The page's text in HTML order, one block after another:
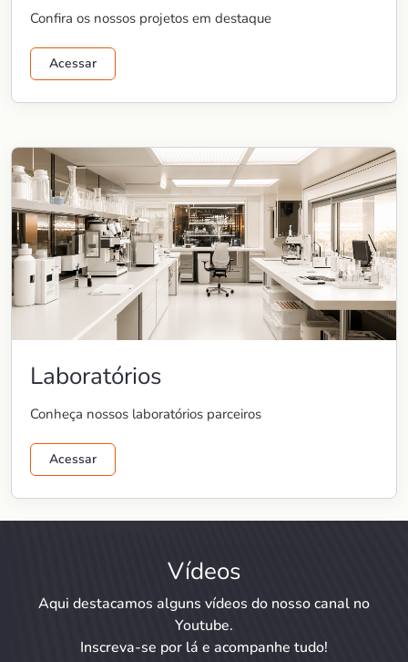
Confira os nossos projetos em destaque
Acessar
Laboratórios
Conheça nossos laboratórios parceiros
Acessar
Vídeos
Aqui destacamos alguns vídeos do nosso canal no
Youtube.
Inscreva-se por lá e acompanhe tudo!